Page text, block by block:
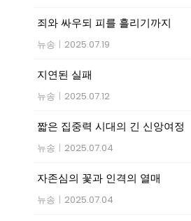
죄와 싸우되 피를 흘리기까지
뉴송 | 2025.07.19
지연된 실패
뉴송 | 2025.07.12
짧은 집중력 시대의 긴 신앙여정
뉴송 | 2025.07.04
자존심의 꽃과 인격의 열매
뉴송 | 2025.07.04